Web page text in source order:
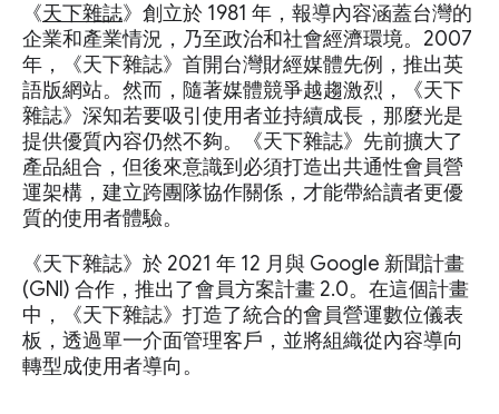
《天下雜誌》創立於 1981 年，報導內容涵蓋台灣的
企業和產業情況，乃至政治和社會經濟環境。2007
年，《天下雜誌》首開台灣財經媒體先例，推出英
語版網站。然而，隨著媒體競爭越趨激烈，《天下
雜誌》深知若要吸引使用者並持續成長，那麼光是
提供優質內容仍然不夠。《天下雜誌》先前擴大了
產品組合，但後來意識到必須打造出共通性會員營
運架構，建立跨團隊協作關係，才能帶給讀者更優
質的使用者體驗。
《天下雜誌》於 2021 年 12 月與 Google 新聞計畫
(GNI) 合作，推出了會員方案計畫 2.0。在這個計畫
中，《天下雜誌》打造了統合的會員營運數位儀表
板，透過單一介面管理客戶，並將組織從內容導向
轉型成使用者導向。